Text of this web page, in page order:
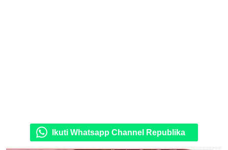
Ikuti Whatsapp Channel Republika